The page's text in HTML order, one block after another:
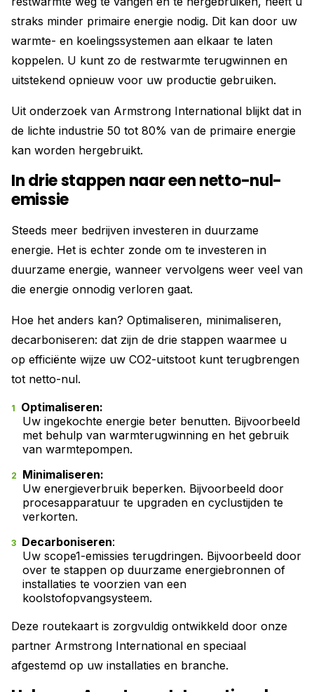
straks minder primaire energie nodig. Dit kan door uw
warmte- en koelingssystemen aan elkaar te laten
koppelen. U kunt zo de restwarmte terugwinnen en
uitstekend opnieuw voor uw productie gebruiken.
Uit onderzoek van Armstrong International blijkt dat in
de lichte industrie 50 tot 80% van de primaire energie
kan worden hergebruikt.
In drie stappen naar een netto-nul-
emissie
Steeds meer bedrijven investeren in duurzame
energie. Het is echter zonde om te investeren in
duurzame energie, wanneer vervolgens weer veel van
die energie onnodig verloren gaat.
Hoe het anders kan? Optimaliseren, minimaliseren,
decarboniseren: dat zijn de drie stappen waarmee u
op efficiënte wijze uw CO2-uitstoot kunt terugbrengen
tot netto-nul.
Optimaliseren:
Uw ingekochte energie beter benutten. Bijvoorbeeld
met behulp van warmterugwinning en het gebruik
van warmtepompen.
Minimaliseren:
Uw energieverbruik beperken. Bijvoorbeeld door
procesapparatuur te upgraden en cyclustijden te
verkorten.
Decarboniseren:
Uw scope1-emissies terugdringen. Bijvoorbeeld door
over te stappen op duurzame energiebronnen of
installaties te voorzien van een
koolstofopvangsysteem.
Deze routekaart is zorgvuldig ontwikkeld door onze
partner Armstrong International en speciaal
afgestemd op uw installaties en branche.